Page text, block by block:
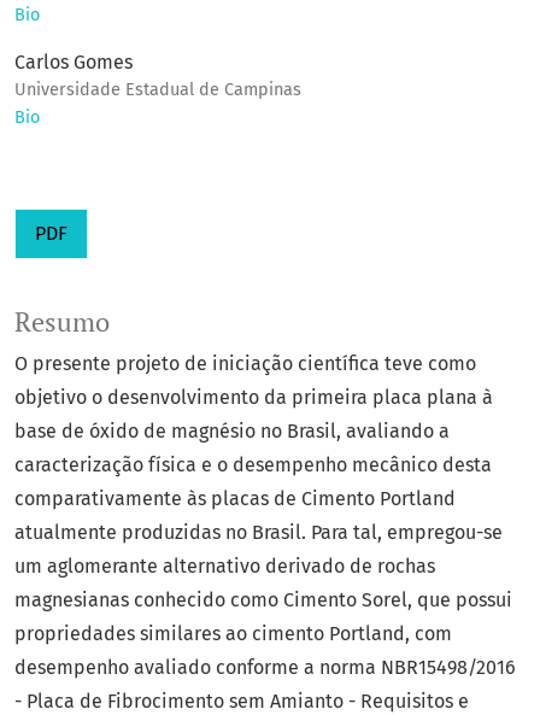
Bio
Carlos Gomes
Universidade Estadual de Campinas
Bio
PDF
Resumo
O presente projeto de iniciação científica teve como
objetivo o desenvolvimento da primeira placa plana à
base de óxido de magnésio no Brasil, avaliando a
caracterização física e o desempenho mecânico desta
comparativamente às placas de Cimento Portland
atualmente produzidas no Brasil. Para tal, empregou-se
um aglomerante alternativo derivado de rochas
magnesianas conhecido como Cimento Sorel, que possui
propriedades similares ao cimento Portland, com
desempenho avaliado conforme a norma NBR15498/2016
- Placa de Fibrocimento sem Amianto - Requisitos e